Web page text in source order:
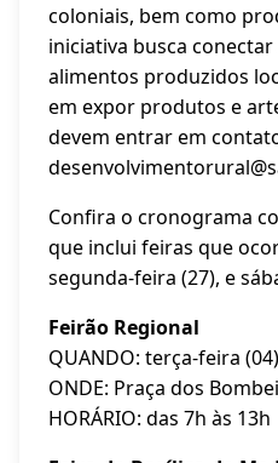
coloniais, bem como
iniciativa busca
alimentos produzidos
em expor produtos e
devem entrar em
Confira o cronograma
que inclui feiras que
segunda-feira (27), e
Feirão Regional
QUANDO: terça-feira
ONDE: Praça dos
HORÁRIO: das 7h às 13h